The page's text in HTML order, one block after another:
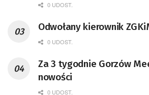
0 UDOST.
Odwołany kierownik
0 UDOST.
Za 3 tygodnie Gorzów
nowości
0 UDOST.